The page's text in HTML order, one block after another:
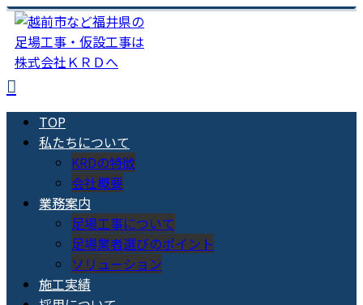
TOP
私たちについて
KRDの特徴
会社概要
業務案内
足場工事について
足場業者選びのポイント
ソリューション
施工実績